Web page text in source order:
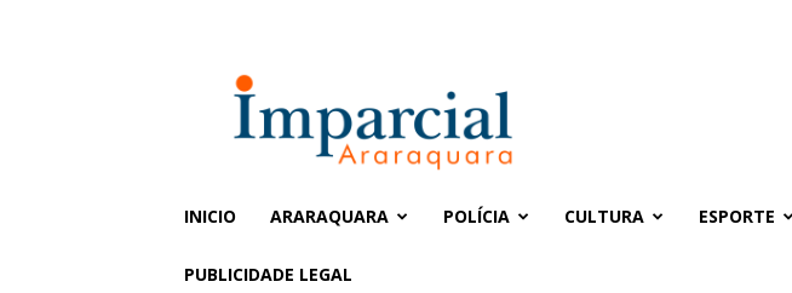
Imparcial
INICIO ARARAQUARA POLÍCIA CULTURA ESPORTE
PUBLICIDADE LEGAL